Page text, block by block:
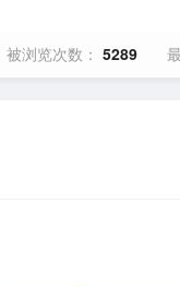
被浏览次数： 5289